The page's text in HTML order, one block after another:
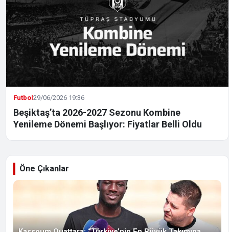
Futbol29/06/2026 19:36
Beşiktaş’ta 2026-2027 Sezonu Kombine
Yenileme Dönemi Başlıyor: Fiyatlar Belli Oldu
Öne Çıkanlar